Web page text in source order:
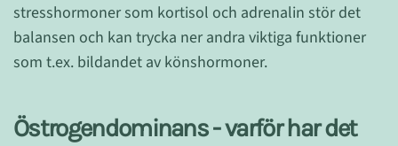
stresshormoner som kortisol och adrenalin stör det
balansen och kan trycka ner andra viktiga funktioner
som t.ex. bildandet av könshormoner.
Östrogendominans -varför har det